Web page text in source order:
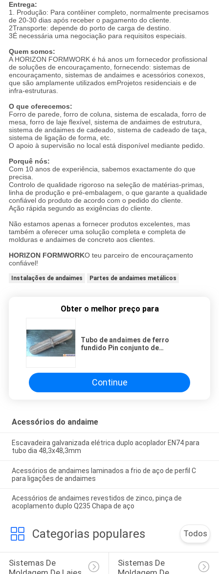
Entrega:
1. Produção: Para contêiner completo, normalmente precisamos
de 20-30 dias após receber o pagamento do cliente.
2Transporte: depende do porto de carga de destino.
3É necessária uma negociação para requisitos especiais.
Quem somos:
A HORIZON FORMWORK é há anos um fornecedor profissional
de soluções de encouraçamento, fornecendo: sistemas de
encouraçamento, sistemas de andaimes e acessórios conexos,
que são amplamente utilizados emProjetos residenciais e de
infra-estruturas.
O que oferecemos:
Forro de parede, forro de coluna, sistema de escalada, forro de
mesa, forro de laje flexível, sistema de andaimes de estrutura,
sistema de andaimes de cadeado, sistema de cadeado de taça,
sistema de ligação de forma, etc.
O apoio à supervisão no local está disponível mediante pedido.
Porquê nós:
Com 10 anos de experiência, sabemos exactamente do que
precisa.
Controlo de qualidade rigoroso na seleção de matérias-primas,
linha de produção e pré-embalagem, o que garante a qualidade
confiável do produto de acordo com o pedido do cliente.
Ação rápida segundo as exigências do cliente.
Não estamos apenas a fornecer produtos excelentes, mas
também a oferecer uma solução completa e completa de
molduras e andaimes de concreto aos clientes.
HORIZON FORMWORKO teu parceiro de encouraçamento
confiável!
Instalações de andaimes Partes de andaimes metálicos
Obter o melhor preço para
Tubo de andaimes de ferro
fundido Pin conjunto de
Continue
Acessórios do andaime
Escavadeira galvanizada elétrica duplo acoplador EN74 para
tubo dia 48,3x48,3mm
Acessórios de andaimes laminados a frio de aço de perfil C
para ligações de andaimes
Acessórios de andaimes revestidos de zinco, pinça de
acoplamento duplo Q235 Chapa de aço
Categorias populares Todos
Sistemas De
Sistemas De